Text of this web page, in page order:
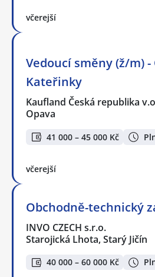
včerejší
Vedoucí směny (ž/m) -
Kateřinky
Kaufland Česká republika
Opava
41 000 – 45 000 Kč
včerejší
Obchodně-technický
INVO CZECH s.r.o.
Starojická Lhota, Starý Jičín
40 000 – 60 000 Kč